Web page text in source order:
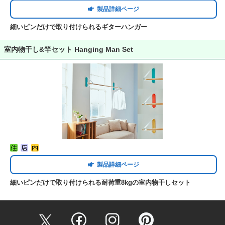
製品詳細ページ
細いピンだけで取り付けられるギターハンガー
室内物干し&竿セット Hanging Man Set
製品詳細ページ
細いピンだけで取り付けられる耐荷重8kgの室内物干しセット